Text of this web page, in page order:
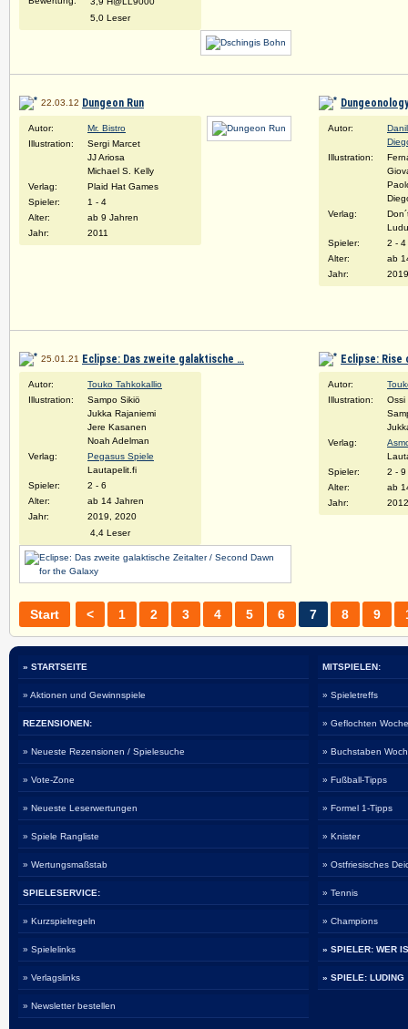
5,0 Leser
22.03.12 Dungeon Run
Autor:
Mr. Bistro
Illustration:
Sergi Marcet
JJ Ariosa
Michael S. Kelly
Verlag:
Plaid Hat Games
Spieler:
1 - 4
Alter:
ab 9 Jahren
Jahr:
2011
Autor:
Illustration:
Verlag:
Spieler:
2 - 4
Alter:
ab
Jahr:
2019
25.01.21 Eclipse: Das zweite galaktische …
Autor:
Touko Tahkokallio
Illustration:
Sampo Sikiö
Jukka Rajaniemi
Jere Kasanen
Noah Adelman
Verlag:
Pegasus Spiele
Lautapelit.fi
Spieler:
2 - 6
Alter:
ab 14 Jahren
Jahr:
2019, 2020
4,4 Leser
Eclipse: Rise
Autor:
Illustration:
Ossi
Verlag:
Spieler:
2 - 9
Alter:
ab
Jahr:
2012
Start < 1 2 3 4 5 6 7 8 9
» STARTSEITE
» Aktionen und Gewinnspiele
REZENSIONEN:
» Neueste Rezensionen / Spielesuche
» Vote-Zone
» Neueste Leserwertungen
» Spiele Rangliste
» Wertungsmaßstab
SPIELESERVICE:
» Kurzspielregeln
» Spielelinks
» Verlagslinks
» Newsletter bestellen
MITSPIELEN:
» Spieletreffs
» Geflochten
» Buchstaben
» Fußball-Tipps
» Formel 1-Tipps
» Knister
» Ostfriesisches
» Tennis
» Champions
» SPIELER: WER
» SPIELE: LUDING